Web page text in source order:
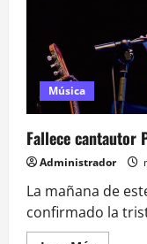
Música
Fallece cantautor
Administrador
La mañana de
confirmado la